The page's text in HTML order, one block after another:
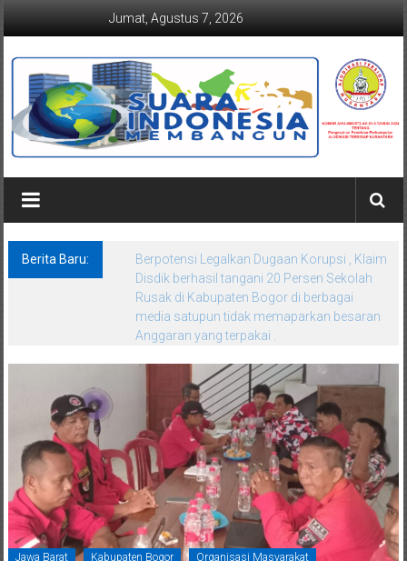
Jumat, Agustus 7, 2026
Berita Baru:
Surat Dijawab, Inti Persoalan Diabaikan?
FORKORINDO Bongkar Dugaan Kejanggalan
Nilai dan Koordinat SPMB SMAN 4 Kota
Bekasi
Jawa Barat Kabupaten Bogor Organisasi Masyarakat